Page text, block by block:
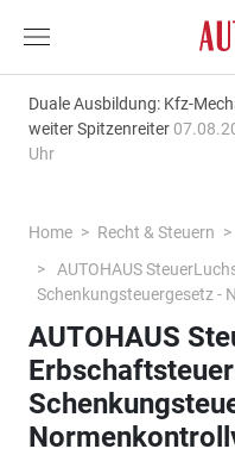
Duale Ausbildung: Kfz-
weiter Spitzenreiter
Uhr
Home Recht & Steuern
AUTOHAUS
Schenkungsteuergesetz -
AUTOHAUS